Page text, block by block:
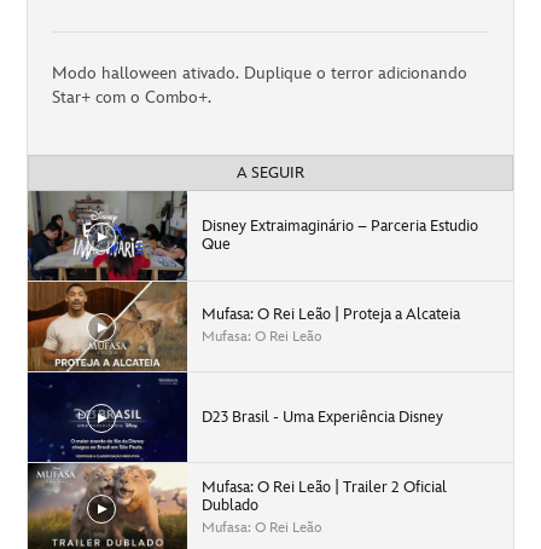
Modo halloween ativado. Duplique o terror adicionando
Star+ com o Combo+.
A SEGUIR
Disney Extraimaginário – Parceria Estudio
Que
Mufasa: O Rei Leão | Proteja a Alcateia
Mufasa: O Rei Leão
D23 Brasil - Uma Experiência Disney
Mufasa: O Rei Leão | Trailer 2 Oficial
Dublado
Mufasa: O Rei Leão